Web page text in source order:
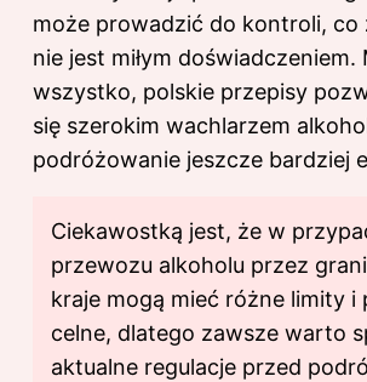
może prowadzić do kontroli, co
nie jest miłym doświadczeniem.
wszystko, polskie przepisy
się szerokim wachlarzem
podróżowanie jeszcze bardziej
Ciekawostką jest, że w
przewozu alkoholu przez
kraje mogą mieć różne limity i
celne, dlatego zawsze warto
aktualne regulacje przed